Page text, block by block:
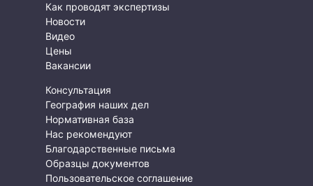
Как проводят экспертизы
Новости
Видео
Цены
Вакансии
Консультация
География наших дел
Нормативная база
Нас рекомендуют
Благодарственные письма
Образцы документов
Пользовательское соглашение